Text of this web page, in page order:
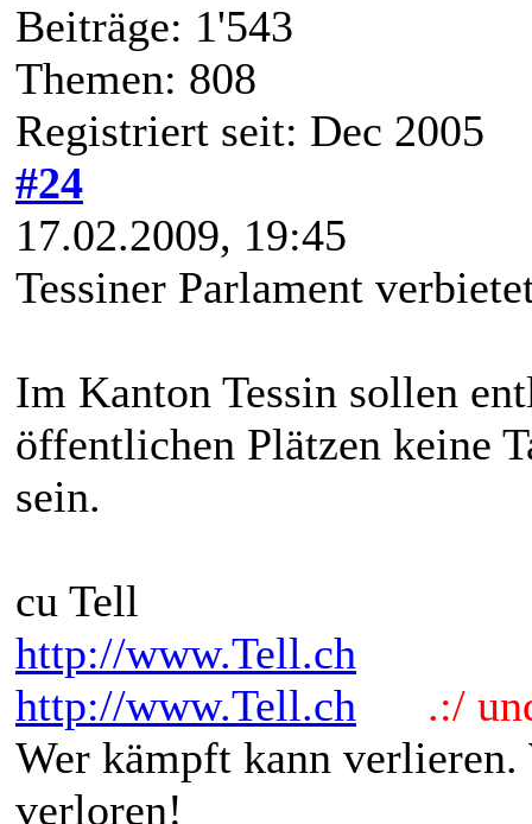
Beiträge: 1'543
Themen: 808
Registriert seit: Dec 2005
#24
17.02.2009, 19:45
Tessiner Parlament
Im Kanton Tessin sollen
öffentlichen Plätzen keine
sein.
cu Tell
http://www.Tell.ch
http://www.Tell.ch
.:/
Wer kämpft kann
verloren!